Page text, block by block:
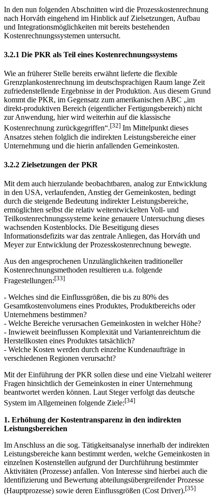
In den nun folgenden Abschnitten wird die Prozesskostenrechnung
nach Horváth eingehend im Hinblick auf Zielsetzungen, Aufbau
und Integrationsmöglichkeiten mit bereits bestehenden
Kostenrechnungssystemen untersucht.
3.2.1 Die PKR als Teil eines Kostenrechnungssystems
Wie an früherer Stelle bereits erwähnt lieferte die flexible
Grenzplankostenrechnung im deutschsprachigen Raum lange Zeit
zufriedenstellende Ergebnisse in der Produktion. Aus diesem Grund
kommt die PKR, im Gegensatz zum amerikanischen ABC „im
direkt-produktiven Bereich (eigentlicher Fertigungsbereich) nicht
zur Anwendung, hier wird weiterhin auf die klassische
Kostenrechnung zurückgegriffen“.[32] Im Mittelpunkt dieses
Ansatzes stehen folglich die indirekten Leistungsbereiche einer
Unternehmung und die hierin anfallenden Gemeinkosten.
3.2.2 Zielsetzungen der PKR
Mit dem auch hierzulande beobachtbaren, analog zur Entwicklung
in den USA, ver­laufenden, Anstieg der Gemeinkosten, bedingt
durch die steigende Bedeutung indirekter Leistungsbereiche,
ermöglichten selbst die relativ weitentwickelten Voll- und
Teilkosten­rechnungssysteme keine genauere Untersuchung dieses
wachsenden Kostenblocks. Die Beseitigung dieses
Informationsdefizits war das zentrale Anliegen, das Horváth und
Meyer zur Entwicklung der Prozesskostenrechnung bewegte.
Aus den angesprochenen Unzulänglichkeiten traditioneller
Kostenrechnungsmethoden resultieren u.a. folgende
Fragestellungen:[33]
- Welches sind die Einflussgrößen, die bis zu 80% des
Gesamtkostenvolumens eines Produktes, Produktbereichs oder
Unternehmens bestimmen?
- Welche Bereiche verursachen Gemeinkosten in welcher Höhe?
- Inwieweit beeinflussen Komplexität und Variantenreichtum die
Herstellkosten eines Produktes tatsächlich?
- Welche Kosten werden durch einzelne Kundenaufträge in
verschiedenen Regionen verursacht?
Mit der Einführung der PKR sollen diese und eine Vielzahl weiterer
Fragen hinsichtlich der Gemeinkosten in einer Unternehmung
beantwortet werden können. Laut Steger verfolgt das deutsche
System im Allgemeinen folgende Ziele:[34]
1. Erhöhung der Kostentransparenz in den indirekten
Leistungsbereichen
Im Anschluss an die sog. Tätigkeitsanalyse innerhalb der indirekten
Leistungs­bereiche kann bestimmt werden, welche Gemeinkosten in
einzelnen Kostenstellen aufgrund der Durchführung bestimmter
Aktivitäten (Prozesse) anfallen. Von Interesse sind hierbei auch die
Identifizierung und Bewertung abteilungs­übergreifender Prozesse
(Hauptprozesse) sowie deren Einflussgrößen (Cost Driver).[35]